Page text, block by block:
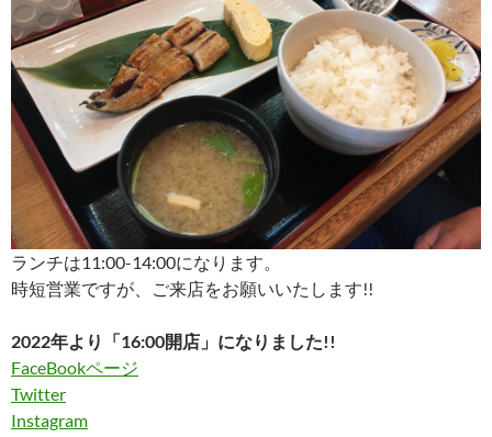
ランチは11:00-14:00になります。
時短営業ですが、ご来店をお願いいたします!!
2022年より「16:00開店」になりました!!
FaceBookページ
Twitter
Instagram